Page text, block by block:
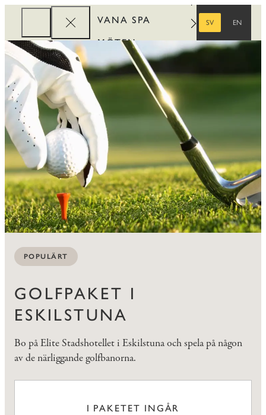
VANA SPA
MÖTEN
FÖRETAG
REWARDS
SV
EN
POPULÄRT
GOLFPAKET I
ESKILSTUNA
Bo på Elite Stadshotellet i Eskilstuna och spela på någon
av de närliggande golfbanorna.
I PAKETET INGÅR